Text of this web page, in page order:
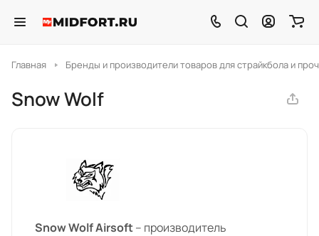
Главная Бренды и производители товаров для страйкбола и
Snow Wolf
Snow Wolf Airsoft– производитель